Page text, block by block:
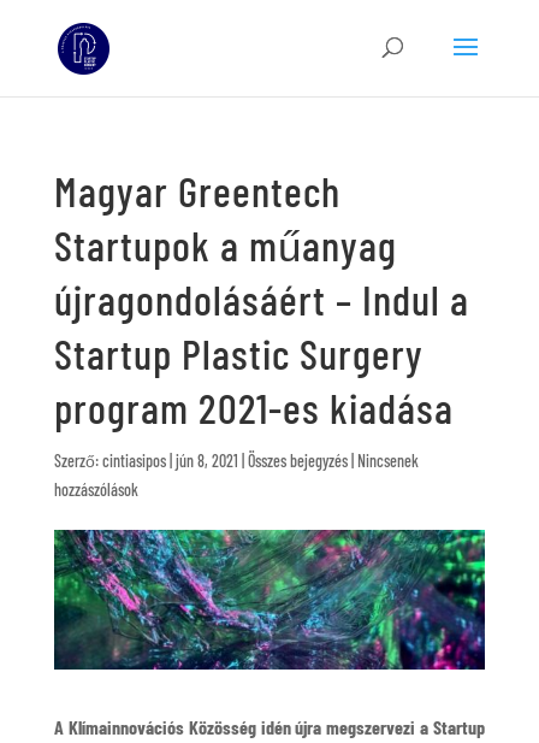
Magyar Greentech
Startupok a műanyag
újragondolásáért – Indul a
Startup Plastic Surgery
program 2021-es kiadása
Szerző:cintiasipos| jún 8, 2021 Összes bejegyzés| Nincsenek
hozzászólások
A Klímainnovációs Közösség idén újra megszervezi a Startup